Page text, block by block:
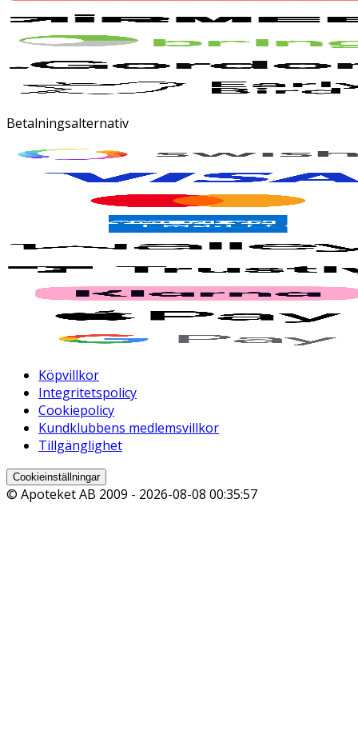
Betalningsalternativ
Köpvillkor
Integritetspolicy
Cookiepolicy
Kundklubbens medlemsvillkor
Tillgänglighet
Cookieinställningar
© Apoteket AB 2009 - 2026-08-08 00:35:57